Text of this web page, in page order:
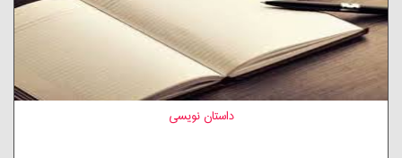
داستان نویسی